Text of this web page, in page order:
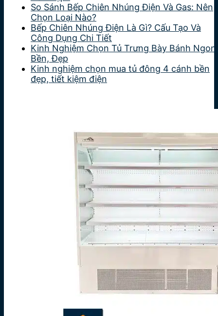
So Sánh Bếp Chiên Nhúng Điện Và Gas: Nên
Chọn Loại Nào?
Bếp Chiên Nhúng Điện Là Gì? Cấu Tạo Và
Công Dụng Chi Tiết
Kinh Nghiệm Chọn Tủ Trưng Bày Bánh Ngon,
Bền, Đẹp
Kinh nghiệm chọn mua tủ đông 4 cánh bền
đẹp, tiết kiệm điện